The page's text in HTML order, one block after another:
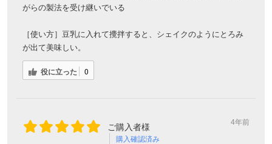
がらの製法を受け継いでいる
［使い方］豆乳に入れて攪拌すると、シェイクのようにとろみ
が出て美味しい。
役に立った 0
ご購入者様
購入確認済み
4年前